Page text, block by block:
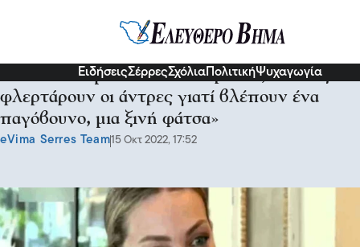
ΕιδήσειςΣέρρεςΣχόλια ΠολιτικήΨυχαγωγία
Βανέσα Αδαμοπούλου: «Κορίτσια, δεν σας
φλερτάρουν οι άντρες γιατί βλέπουν ένα
παγόβουνο, μια ξινή φάτσα»
eVima Serres Team15 Οκτ 2022, 17:52